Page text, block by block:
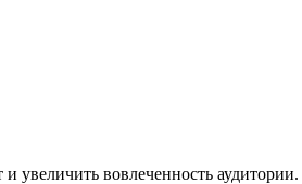
увеличить вовлеченность аудитории.